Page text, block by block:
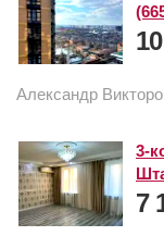
Александр
3-
7